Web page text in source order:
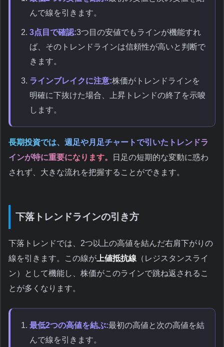
んで線を引きます。
3点目で確認:3つ目の安値でもラインが機能すれ
ば、そのトレンドラインは信頼性が高いと判断で
きます。
ラインブレイクに注意:株価がトレンドラインを
明確に下抜けた場合、上昇トレンドの終了を示唆
します。
長期投資では、週足や月足チャートで引いたトレンドラ
インが特に重要になります。
日足の短期的な変動に惑わ
されず、大きな流れを把握することができます。
下落トレンドラインの引き方
下落トレンドでは、2つ以上の高値を結んだ右肩下がりの
線を引きます。この線が 上値抵抗線 （レジスタンスライ
ン）として機能し、株価がこのラインで跳ね返されるこ
とが多くなります。
最低2つの高値を結ぶ:最初の高値と次の高値を結
んで線を引きます。